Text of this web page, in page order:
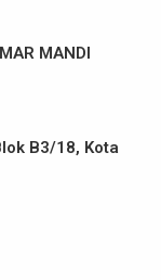
MANDI
B3/18, Kota